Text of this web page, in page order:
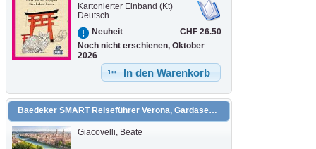
Kartonierter Einband (Kt)
Deutsch
Neuheit
CHF 26.50
Noch nicht erschienen, Oktober
2026
In den Warenkorb
Baedeker SMART Reiseführer Verona, Gardasee, Valpolicella
Giacovelli, Beate